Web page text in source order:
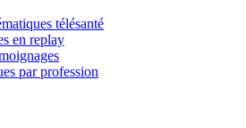
télésanté
en replay
par profession